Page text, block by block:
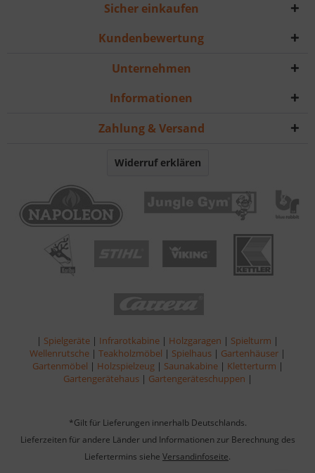
Sicher einkaufen
Kundenbewertung
Unternehmen
Informationen
Zahlung & Versand
Widerruf erklären
| Spielgeräte | Infrarotkabine | Holzgaragen | Spielturm |
Wellenrutsche | Teakholzmöbel | Spielhaus | Gartenhäuser |
Gartenmöbel | Holzspielzeug | Saunakabine | Kletterturm |
Gartengerätehaus | Gartengeräteschuppen |
*Gilt für Lieferungen innerhalb Deutschlands.
Lieferzeiten für andere Länder und Informationen zur Berechnung des
Liefertermins siehe Versandinfoseite.